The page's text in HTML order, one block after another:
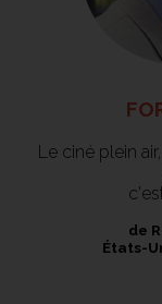
Le ciné plein
de
États-